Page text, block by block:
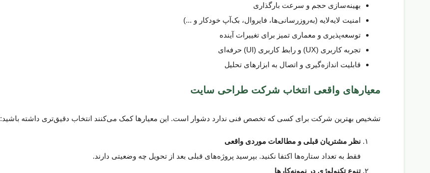
بهینه‌سازی حجم و سرعت بارگذاری
امنیت لایه‌لایه (به‌روزرسانی‌ها، فایروال، بک‌آپ خودکار و ...)
توسعه‌پذیری و معماری تمیز برای تغییرات آینده
تجربه کاربری (UX) و رابط کاربری (UI) حرفه‌ای
قابلیت اندازه‌گیری و اتصال به ابزارهای تحلیل
معیارهای واقعی انتخاب شرکت طراحی سایت
تشخیص بهترین شرکت برای کسی که تخصص فنی ندارد دشوار است. این معیارها کمک می‌کنند انتخاب دقیق‌تری داشته باشید:
نظر مشتریان قبلی و مطالعات موردی واقعی
فقط به تعداد ستاره‌ها اکتفا نکنید. بپرسید پروژه‌های قبلی بعد از تحویل چه وضعیتی دارند.
تنوع تکنولوژی در نمونه‌کارها